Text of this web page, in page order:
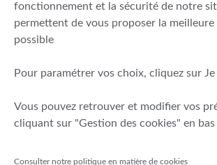
Politique de durabilité
Fonds de garantie des dépôts et de résolution
Mentions légales
Prévention de la fraude
fonctionnement et la sécurité de notre
permettent de vous proposer la meilleure
possible
Pour paramétrer vos choix, cliquez sur Je
Vous pouvez retrouver et modifier vos
cliquant sur "Gestion des cookies" en bas
Consulter notre politique en matière de cookies